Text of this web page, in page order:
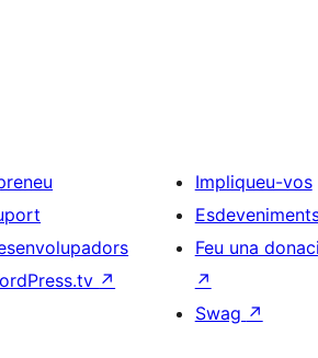
↗
Impliqueu-vos
Feu una
↗
Swag ↗